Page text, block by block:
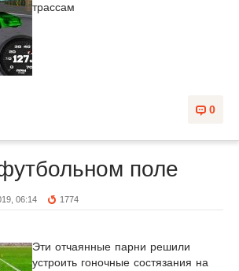
трассам
0
поле
06:14 1774
Эти отчаянные парни решили
устроить гоночные состязания на